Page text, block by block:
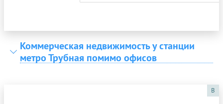
Коммерческая недвижимость у станции
метро Трубная помимо офисов
B